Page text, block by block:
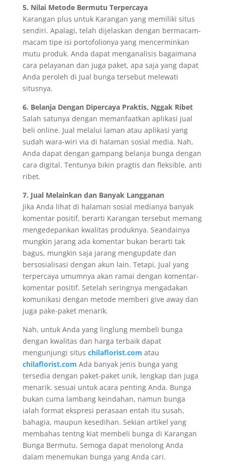
5. Nilai Metode Bermutu Terpercaya
Karangan plus untuk Karangan yang memiliki situs
sendiri. Apalagi, telah dijelaskan dengan bermacam-
macam tipe isi portofolionya yang mencerminkan
mutu produk. Anda dapat menganalisis bagaimana
cara pelayanan dan juga paket, apa saja yang dapat
Anda peroleh di Jual bunga tersebut melewati
situsnya.
6. Belanja Dengan Dipercaya Praktis, Nggak Ribet
Salah satunya dengan memanfaatkan aplikasi jual
beli online. Jual melalui laman atau aplikasi yang
sudah wara-wiri via di halaman sosial media. Nah,
Anda dapat dengan gampang belanja bunga dengan
cara digital. Tentunya bikin pragtis dan fleksible, anti
ribet.
7. Jual Melainkan dan Banyak Langganan
Jika Anda lihat di halaman sosial medianya banyak
komentar positif, berarti Karangan tersebut memang
mengedepankan kwalitas produknya. Seandainya
mungkin jarang ada komentar bukan berarti tak
bagus, mungkin saja jarang mengupdate dan
bersosialisasi dengan akun lain. Tetapi, Jual yang
terpercaya umumnya akan ramai dengan komentar-
komentar positif. Setelah seringnya mengadakan
komunikasi dengan metode memberi give away dan
juga pake-paket menarik.
Nah, untuk Anda yang linglung membeli bunga
dengan kwalitas dan harga terbaik dapat
mengunjungi situs chilaflorist.com atau
chilaflorist.com Ada banyak jenis bunga yang
tersedia dengan paket-paket unik, lengkap dan juga
menarik. sesuai untuk acara penting Anda. Bunga
bukan cuma lambang keindahan, namun bunga
ialah format ekspresi perasaan entah itu susah,
bahagia, maupun kesedihan. Sekian artikel yang
membahas tentng kiat membeli bunga di Karangan
Bunga Bermutu. Semoga dapat menolong Anda
dalam menemukan bunga yang Anda cari.